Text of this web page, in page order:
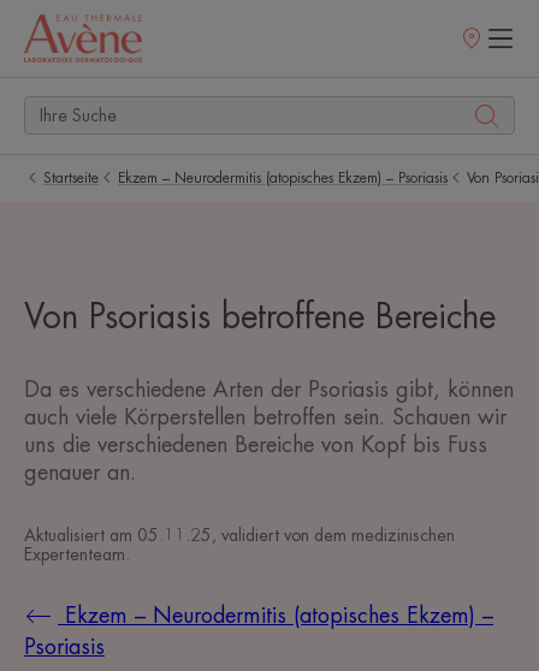
Startseite Ekzem – Neurodermitis (atopisches Ekzem) – Psoriasis Von
Von Psoriasis betroffene Bereiche
Da es verschiedene Arten der Psoriasis gibt, können
auch viele Körperstellen betroffen sein. Schauen wir
uns die verschiedenen Bereiche von Kopf bis Fuss
genauer an.
Aktualisiert am 05.11.25 , validiert von dem medizinischen
Expertenteam
Ekzem – Neurodermitis (atopisches Ekzem) –
Psoriasis